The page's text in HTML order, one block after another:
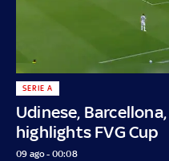
Udinese,
highlights FVG Cup
SERIE A
09 ago - 00:08